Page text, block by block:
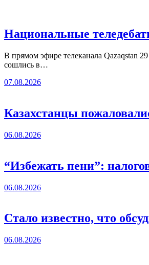
Национальные
В прямом эфире телеканала Qazaqstan
сошлись в…
07.08.2026
Казахстанцы
06.08.2026
“Избежать пени”:
06.08.2026
Стало известно, что
06.08.2026